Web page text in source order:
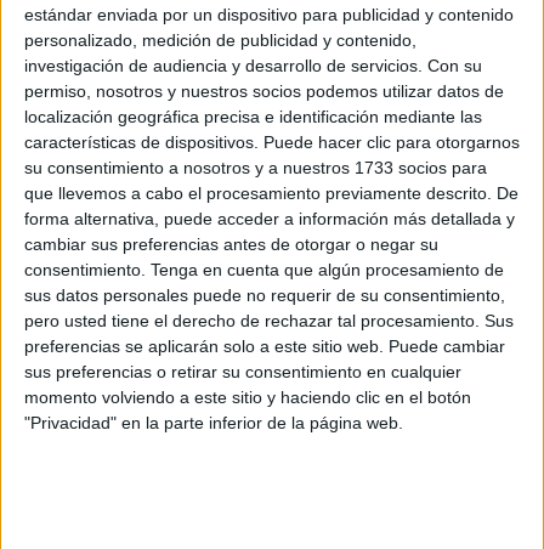
estándar enviada por un dispositivo para publicidad y contenido
personalizado, medición de publicidad y contenido,
investigación de audiencia y desarrollo de servicios. Con su
permiso, nosotros y nuestros socios podemos utilizar datos de
localización geográfica precisa e identificación mediante las
características de dispositivos. Puede hacer clic para otorgarnos
su consentimiento a nosotros y a nuestros 1733 socios para
que llevemos a cabo el procesamiento previamente descrito. De
forma alternativa, puede acceder a información más detallada y
cambiar sus preferencias antes de otorgar o negar su
consentimiento. Tenga en cuenta que algún procesamiento de
sus datos personales puede no requerir de su consentimiento,
pero usted tiene el derecho de rechazar tal procesamiento. Sus
preferencias se aplicarán solo a este sitio web. Puede cambiar
sus preferencias o retirar su consentimiento en cualquier
momento volviendo a este sitio y haciendo clic en el botón
"Privacidad" en la parte inferior de la página web.
La retirada de las acreditaciones tiene un carácter
inmediato y se fundamenta en un "notable deterioro de la
convivencia" dentro del recinto parlamentario.
Según fuentes de la Mesa citadas por EFE, la decisión se
ha precipitado tras un aumento significativo en la gravedad
de las denuncias presentadas contra Quiles y Ndongo.
Solo en la reunión de este miércoles, se han analizado
cuatro nuevos informes del consejo consultivo de
comunicación que detallan episodios deviolencia verbal
intolerablee incluso intentos deataques físicos a
diputadas.
Desde la Mesa se ha subrayado que este comportamiento